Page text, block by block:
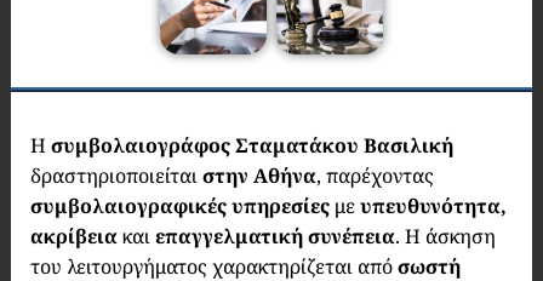
Η συμβολαιογράφος Σταματάκου Βασιλική
δραστηριοποιείταιστην Αθήνα, παρέχοντας
συμβολαιογραφικές υπηρεσίεςμευπευθυνότητα,
ακρίβειακαιεπαγγελματική συνέπεια. Η άσκηση
του λειτουργήματος χαρακτηρίζεται απόσωστή